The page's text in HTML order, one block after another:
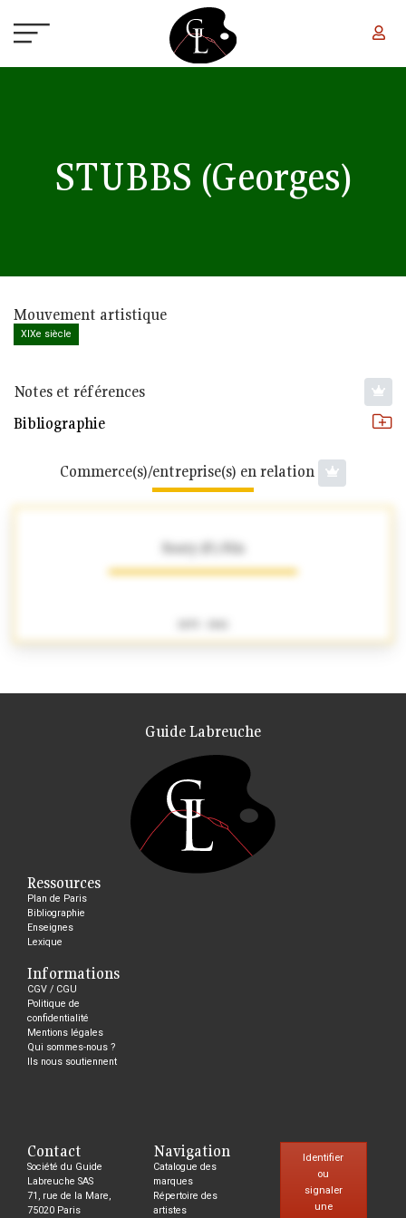
STUBBS (Georges)
Mouvement artistique
XIXe siècle
Notes et références
Bibliographie
Commerce(s)/entreprise(s) en relation
Souty (P.) Fils
1835 - 1861
Guide Labreuche
Ressources
Plan de Paris
Bibliographie
Enseignes
Lexique
Informations
CGV / CGU
Politique de
confidentialité
Mentions légales
Qui sommes-nous ?
Ils nous soutiennent
Contact
Société du Guide
Labreuche SAS
71, rue de la Mare,
75020 Paris
Navigation
Catalogue des
marques
Répertoire des
artistes
Identifier
ou
signaler
une